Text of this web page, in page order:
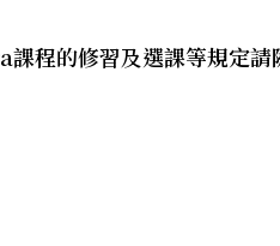
程的修習及選課等規定請